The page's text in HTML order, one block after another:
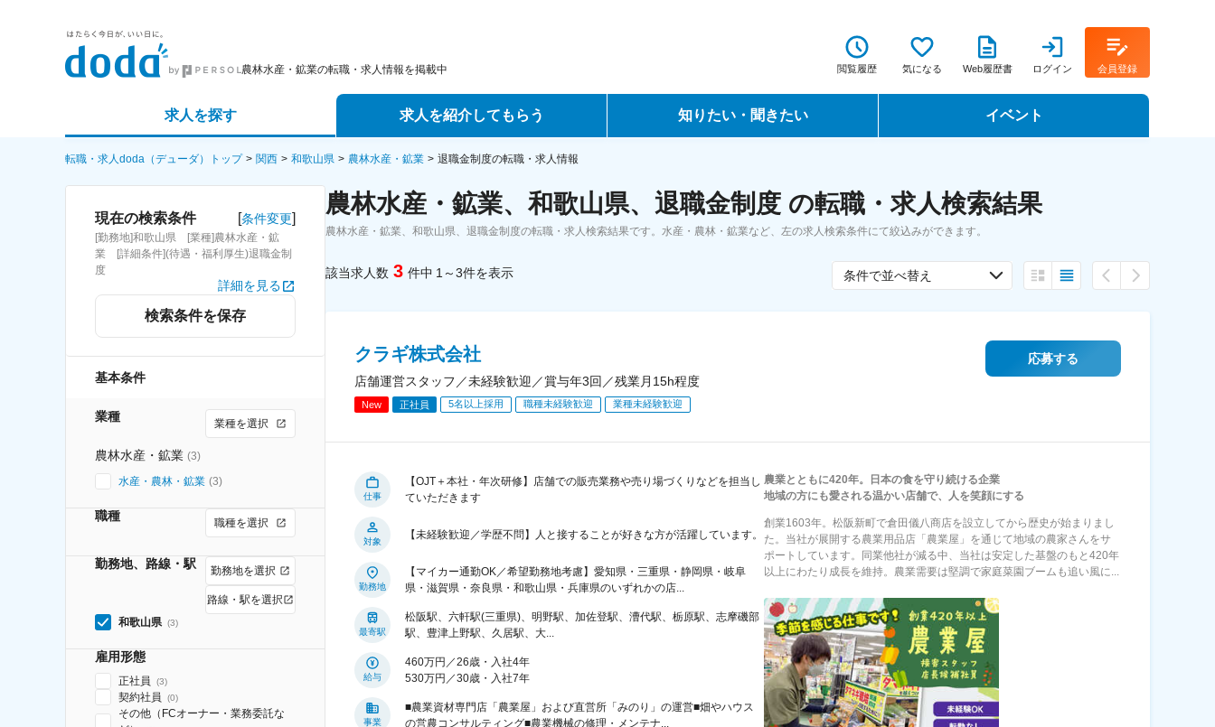
農林水産・鉱業の転職・求人情報を掲載中 閲覧履歴 気になる Web履歴書 ログイン 会員登録
求人を探す
詳細条件から探す
求人特集から探す
求人を紹介してもらう
エージェントサービス
スカウトサービス
知りたい・聞きたい
データで見る転職
イベント
転職フェア
転職・求人doda（デューダ）トップ 関西 和歌山県 農林水産・鉱業 退職金制度の転職・求人情報
現在の検索条件 [条件変更]
[勤務地]和歌山県 [業種]農林水産・鉱
業 [詳細条件](待遇・福利厚生)退職金制
度
詳細を見る
検索条件を保存
基本条件
業種 業種を選択
農林水産・鉱業 (3)
水産・農林・鉱業 (3)
職種 職種を選択
勤務地、路線・駅 勤務地を選択
路線・駅を選択
和歌山県 (3)
雇用形態
正社員 (3)
契約社員 (0)
その他（FCオーナー・業務委託な
農林水産・鉱業、和歌山県、退職金制度 の転職・求人検索結果
農林水産・鉱業、和歌山県、退職金制度の転職・求人検索結果です。水産・農林・鉱業など、左の求人検索条件にて絞込みができます。
該当求人数 3 件中 1～3件を表示 条件で並べ替え
クラギ株式会社
店舗運営スタッフ／未経験歓迎／賞与年3回／残業月15h程度
New 正社員 5名以上採用 職種未経験歓迎 業種未経験歓迎
応募する
仕事
【OJT＋本社・年次研修】店舗での販売業務や売り場づくりなどを担当し
ていただきます
対象
【未経験歓迎／学歴不問】人と接することが好きな方が活躍しています。
勤務地
【マイカー通勤OK／希望勤務地考慮】愛知県・三重県・静岡県・岐阜
県・滋賀県・奈良県・和歌山県・兵庫県のいずれかの店...
最寄駅
松阪駅、六軒駅(三重県)、明野駅、加佐登駅、漕代駅、栃原駅、志摩磯部
駅、豊津上野駅、久居駅、大...
給与
460万円／26歳・入社4年
530万円／30歳・入社7年
事業
■農業資材専門店「農業屋」および直営所「みのり」の運営■畑やハウス
の営農コンサルティング■農業機械の修理・メンテナ...
農業とともに420年。日本の食を守り続ける企業
地域の方にも愛される温かい店舗で、人を笑顔にする
創業1603年。松阪新町で倉田儀八商店を設立してから歴史が始まりまし
た。当社が展開する農業用品店「農業屋」を通じて地域の農家さんをサ
ポートしています。同業他社が減る中、当社は安定した基盤のもと420年
以上にわたり成長を維持。農業需要は堅調で家庭菜園ブームも追い風に...